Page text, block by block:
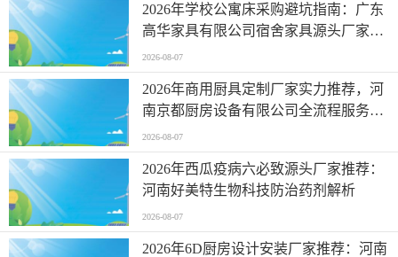
2026年学校公寓床采购避坑指南：广东
高华家具有限公司宿舍家具源头厂家解
析
2026-08-07
2026年商用厨具定制厂家实力推荐，河
南京都厨房设备有限公司全流程服务解
析
2026-08-07
2026年西瓜疫病六必致源头厂家推荐：
河南好美特生物科技防治药剂解析
2026-08-07
2026年6D厨房设计安装厂家推荐：河南